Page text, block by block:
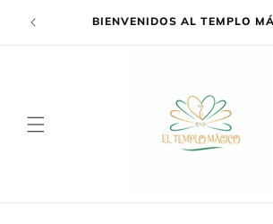
directamenteBIENVENIDOS AL TEMPLO